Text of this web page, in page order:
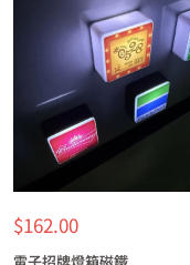
特
價
$162.00